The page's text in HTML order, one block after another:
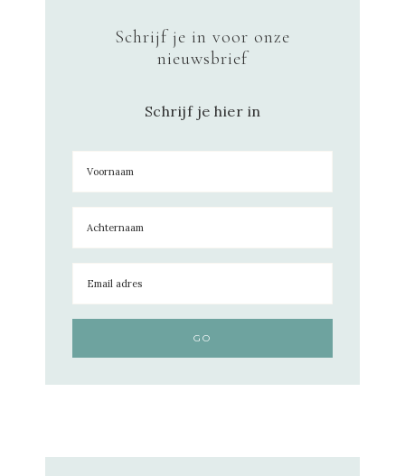
Schrijf je in voor onze
nieuwsbrief
Schrijf je hier in